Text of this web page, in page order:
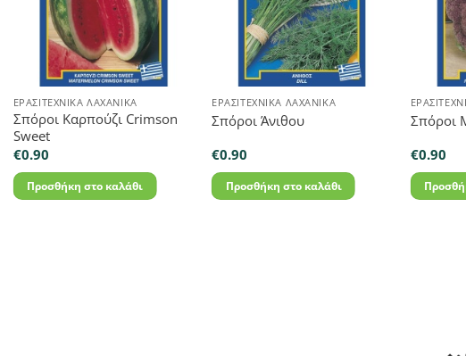
ΕΡΑΣΙΤΕΧΝΙΚΆ ΛΑΧΑΝΙΚΆ
Σπόροι Καρπούζι Crimson
Sweet
€0.90
Προσθήκη στο καλάθι
ΕΡΑΣΙΤΕΧΝΙΚΆ ΛΑΧΑΝΙΚΆ
Σπόροι Άνιθου
€0.90
Προσθήκη στο καλάθι
Σπόροι
€0.90